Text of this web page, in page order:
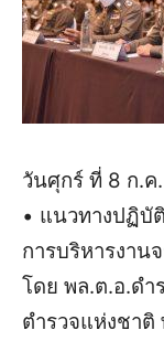
วันศุกร์ ที่ 8 ก.ค
• แนวทางปฏิบั
การบริหารงาน
โดย พล.ต.อ.ดำ
ตำรวจแห่งชา